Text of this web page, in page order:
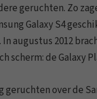
geruchten. Zo
Galaxy S4
augustus 2012
scherm: de Galaxy
over de